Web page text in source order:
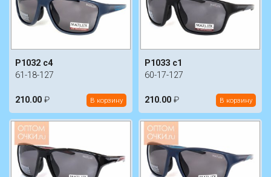
P1032 c4
61-18-127
210.00 ₽ В корзину
P1033 c1
60-17-127
210.00 ₽ В корзину